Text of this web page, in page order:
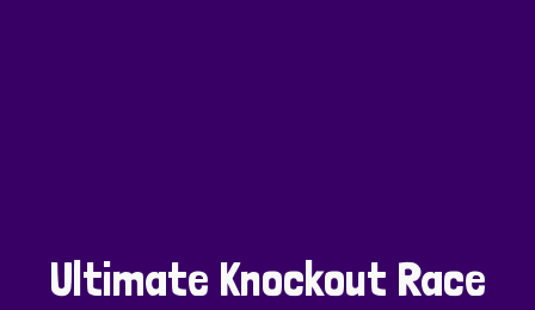
Ultimate Knockout Race